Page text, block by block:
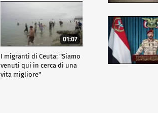
01:07
I migranti di Ceuta: "Siamo
venuti qui in cerca di una
vita migliore"